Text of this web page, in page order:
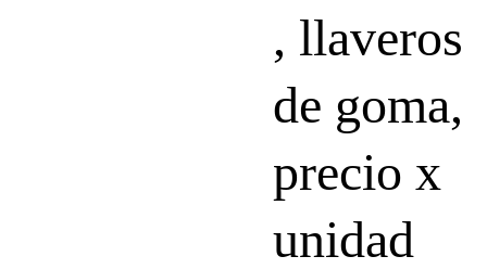
, llaveros
de goma,
precio x
unidad